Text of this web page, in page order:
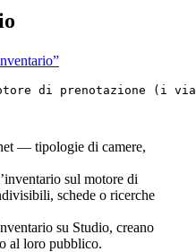
di prenotazione (i
— tipologie di camere,
sul motore di
schede o ricerche
su Studio, creano
al loro pubblico.